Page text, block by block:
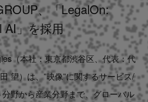
、「LegalOn:
AI」を採用
（本社：東京都渋谷区、代表：代
望）は、”映像”に関するサービス/
野から産業分野まで、グローバル